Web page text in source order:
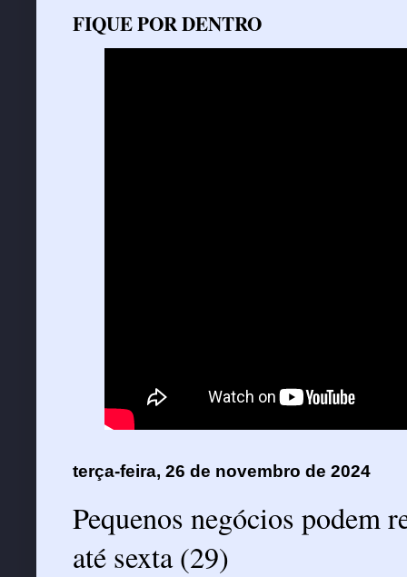
FIQUE POR DENTRO
terça-feira, 26 de novembro de 2024
Pequenos negócios podem
até sexta (29)